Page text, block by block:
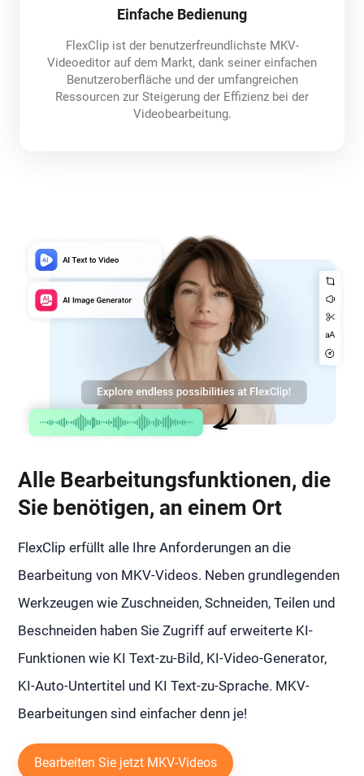
Einfache Bedienung
FlexClip ist der benutzerfreundlichste MKV-
Videoeditor auf dem Markt, dank seiner einfachen
Benutzeroberfläche und der umfangreichen
Ressourcen zur Steigerung der Effizienz bei der
Videobearbeitung.
Alle Bearbeitungsfunktionen, die
Sie benötigen, an einem Ort
FlexClip erfüllt alle Ihre Anforderungen an die
Bearbeitung von MKV-Videos. Neben grundlegenden
Werkzeugen wie Zuschneiden, Schneiden, Teilen und
Beschneiden haben Sie Zugriff auf erweiterte KI-
Funktionen wie KI Text-zu-Bild, KI-Video-Generator,
KI-Auto-Untertitel und KI Text-zu-Sprache. MKV-
Bearbeitungen sind einfacher denn je!
Bearbeiten Sie jetzt MKV-Videos